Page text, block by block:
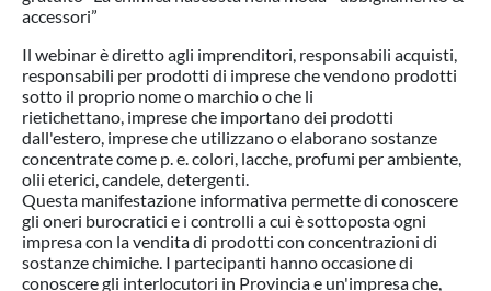
accessori”
Il webinar è diretto agli imprenditori, responsabili acquisti,
responsabili per prodotti di imprese che vendono prodotti
sotto il proprio nome o marchio o che li
rietichettano, imprese che importano dei prodotti
dall'estero, imprese che utilizzano o elaborano sostanze
concentrate come p. e. colori, lacche, profumi per ambiente,
olii eterici, candele, detergenti.
Questa manifestazione informativa permette di conoscere
gli oneri burocratici e i controlli a cui è sottoposta ogni
impresa con la vendita di prodotti con concentrazioni di
sostanze chimiche. I partecipanti hanno occasione di
conoscere gli interlocutori in Provincia e un'impresa che,